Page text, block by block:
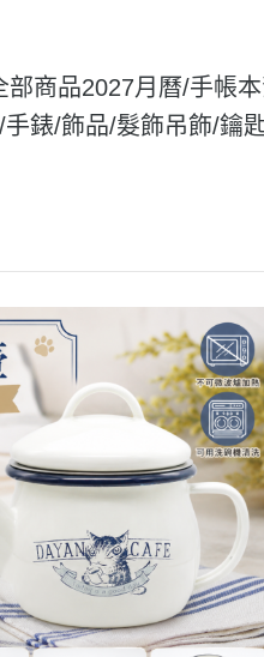
部商品2027月曆/手帳本
手錶/飾品/髮飾吊飾/鑰